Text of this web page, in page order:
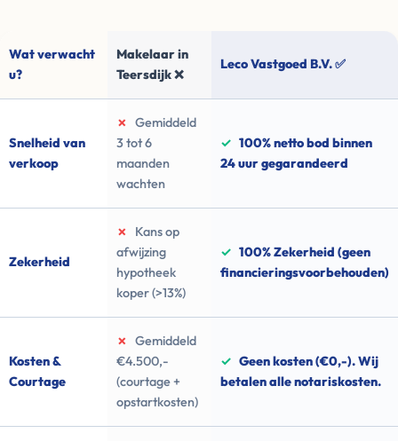
Wat verwacht
u?
Makelaar in
Teersdijk ❌
Leco Vastgoed B.V. ✅
Snelheid van
verkoop
✗
Gemiddeld
3 tot 6
maanden
wachten
✓ 100% netto bod binnen
24 uur gegarandeerd
Zekerheid
✗
Kans op
afwijzing
hypotheek
koper (>13%)
✓ 100% Zekerheid (geen
financieringsvoorbehouden)
Kosten &
Courtage
✗
Gemiddeld
€4.500,-
(courtage +
opstartkosten)
✓ Geen kosten (€0,-). Wij
betalen alle notariskosten.